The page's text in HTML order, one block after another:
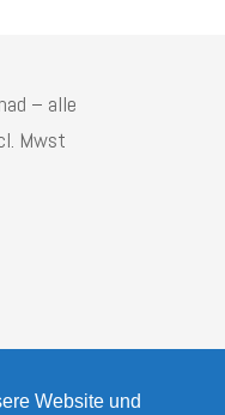
Website und
– alle
Mwst